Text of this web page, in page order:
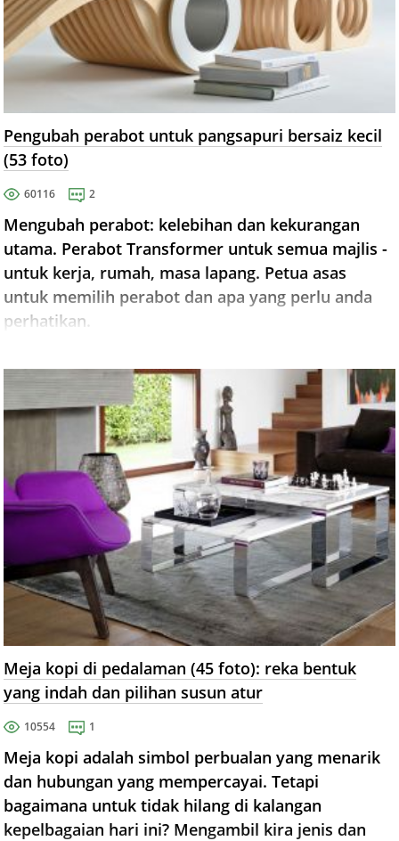
Pengubah perabot untuk pangsapuri bersaiz kecil
(53 foto)
60116 2
Mengubah perabot: kelebihan dan kekurangan
utama. Perabot Transformer untuk semua majlis -
untuk kerja, rumah, masa lapang. Petua asas
untuk memilih perabot dan apa yang perlu anda
perhatikan.
Meja kopi di pedalaman (45 foto): reka bentuk
yang indah dan pilihan susun atur
10554 1
Meja kopi adalah simbol perbualan yang menarik
dan hubungan yang mempercayai. Tetapi
bagaimana untuk tidak hilang di kalangan
kepelbagaian hari ini? Mengambil kira jenis dan